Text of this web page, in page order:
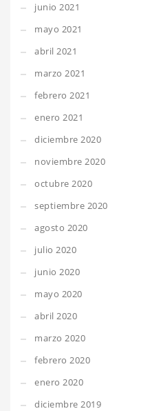
junio 2021
mayo 2021
abril 2021
marzo 2021
febrero 2021
enero 2021
diciembre 2020
noviembre 2020
octubre 2020
septiembre 2020
agosto 2020
julio 2020
junio 2020
mayo 2020
abril 2020
marzo 2020
febrero 2020
enero 2020
diciembre 2019